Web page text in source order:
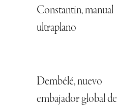
Constantin, manual
ultraplano
Dembélé, nuevo
embajador global de